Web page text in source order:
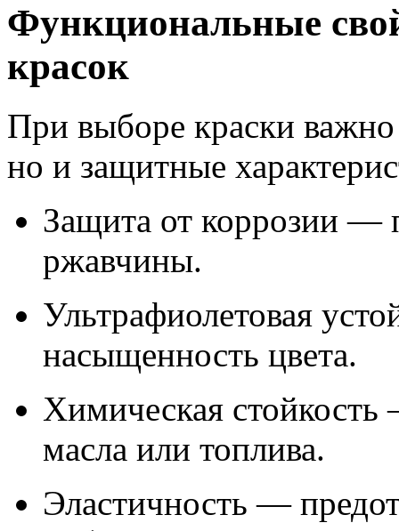
Функциональные
красок
При выборе краски важно
но и защитные
Защита от коррозии —
ржавчины.
Ультрафиолетовая
насыщенность цвета.
Химическая стойкость
масла или топлива.
Эластичность —